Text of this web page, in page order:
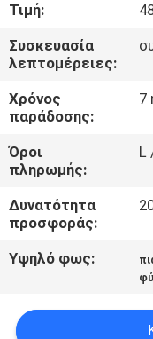
ΕΛΆΤΕ
ΣΕ
ΕΠΑΦΉ
ΜΕ
ΕΙΔΉΣΕΙΣ
ΠΕΡΙΠΤΏΣΕΙΣ
NEWS
Τιμή:
Συσκευασία
λεπτομέρειες:
Χρόνος
παράδοσης:
7
Όροι
πληρωμής:
L
Δυνατότητα
προσφοράς:
Υψηλό φως: